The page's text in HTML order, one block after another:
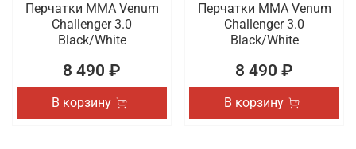
Перчатки ММА Venum
Challenger 3.0
Black/White
8 490 ₽
В корзину
Перчатки ММА Venum
Challenger 3.0
Black/White
8 490 ₽
В корзину